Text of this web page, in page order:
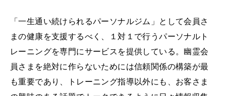
「一生通い続けられるパーソナルジム」として会員さ
まの健康を支援するべく、１対１で行うパーソナルト
レーニングを専門にサービスを提供している。幽霊会
員さまを絶対に作らないためには信頼関係の構築が最
も重要であり、トレーニング指導以外にも、お客さま